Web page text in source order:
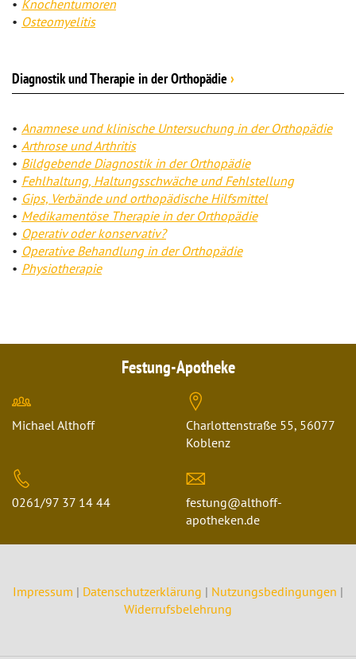
Knochentumoren
Osteomyelitis
Diagnostik und Therapie in der Orthopädie ›
Anamnese und klinische Untersuchung in der Orthopädie
Arthrose und Arthritis
Bildgebende Diagnostik in der Orthopädie
Fehlhaltung, Haltungsschwäche und Fehlstellung
Gips, Verbände und orthopädische Hilfsmittel
Medikamentöse Therapie in der Orthopädie
Operativ oder konservativ?
Operative Behandlung in der Orthopädie
Physiotherapie
Festung-Apotheke
Michael Althoff
Charlottenstraße 55, 56077
Koblenz
0261/97 37 14 44
festung@althoff-
apotheken.de
Impressum | Datenschutzerklärung | Nutzungsbedingungen |
Widerrufsbelehrung